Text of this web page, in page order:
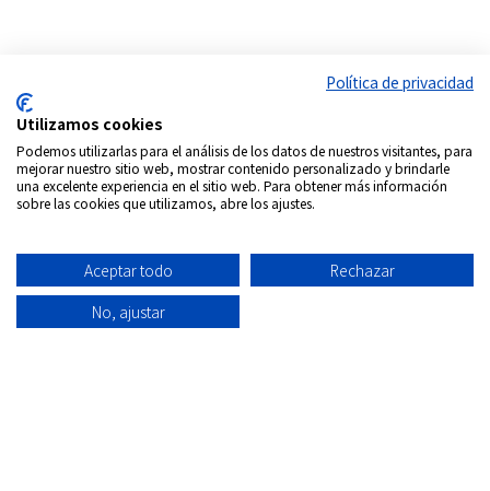
Síguenos en:
Política de privacidad
Utilizamos cookies
Podemos utilizarlas para el análisis de los datos de nuestros visitantes, para
mejorar nuestro sitio web, mostrar contenido personalizado y brindarle
una excelente experiencia en el sitio web. Para obtener más información
sobre las cookies que utilizamos, abre los ajustes.
Aceptar todo
Rechazar
No, ajustar